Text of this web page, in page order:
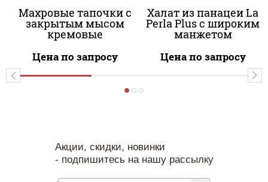
Махровые тапочки с
закрытым мысом
кремовые
Цена по запросу
Халат из панацеи La
Perla Plus с широким
манжетом
Цена по запросу
Акции, скидки, новинки
- подпишитесь на нашу рассылку